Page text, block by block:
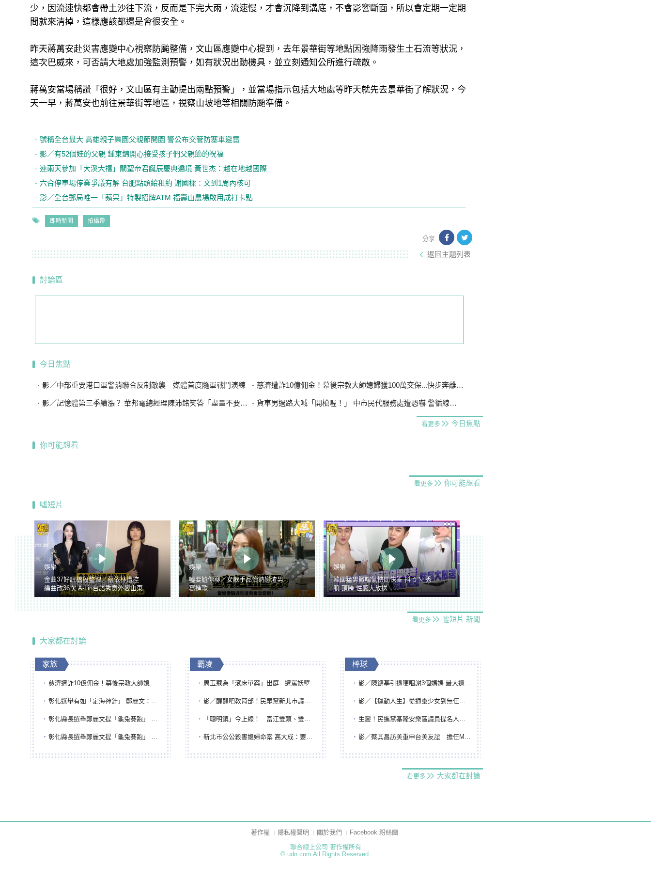
少，因流速快都會帶土沙往下流，反而是下完大雨，流速慢，才會沉降到溝底，不會影響斷面，所以會定期一定期
間就來清掉，這樣應該都還是會很安全。
昨天蔣萬安赴災害應變中心視察防颱整備，文山區應變中心提到，去年景華街等地點因強降雨發生土石流等狀況，
這次巴威來，可否請大地處加強監測預警，如有狀況出動機具，並立刻通知公所進行疏散。
蔣萬安當場稱讚「很好，文山區有主動提出兩點預警」，並當場指示包括大地處等昨天就先去景華街了解狀況，今
天一早，蔣萬安也前往景華街等地區，視察山坡地等相關防颱準備。
號稱全台最大 高雄親子樂園父親節開園 警公布交管防塞車避雷
影／有52個娃的父親 鍾東錦開心接受孩子們父親節的祝福
連兩天參加「大溪大禧」關聖帝君誕辰慶典遶境 黃世杰：越在地越國際
六合停車場停業爭議有解 台肥點頭給租約 謝國樑：文到1周內核可
影／全台郵局唯一「蘋果」特製招牌ATM 福壽山農場啟用成打卡點
即時新聞 拍攝帶
分享
返回主題列表
討論區
今日焦點
影／中部重要港口軍警消聯合反制敵襲 媒體首度隨軍戰鬥演練 慈濟遭詐10億佣金！幕後宗教大師媳婦獲100萬交保...快步奔離不發一語
影／記憶體第三季續漲？ 華邦電總經理陳沛銘笑答「盡量不要漲太多」 貨車男過路大喊「開槍喔！」 中市民代服務處遭恐嚇 警循線追緝
看更多 今日焦點
你可能想看
看更多 你可能想看
噓短片
娛樂
金曲37好評橋段整理／蔡依林遭控
編曲改36次 A-Lin台語秀意外變山東
腔
娛樂
噓要尬你聊／女歌手品怡熱戀渣男
寫進歌
娛樂
韓國猛男微喘氣快問快答 抖ㄋㄟ 秀
肌 頂胯 性感大放送
看更多 噓短片 新聞
大家都在討論
家族
慈濟遭詐10億佣金！幕後宗教大師媳婦獲100萬交保...快步奔離不發一語
彰化選舉有如「定海神針」 鄭麗文：傾全黨之力讓彰化贏
彰化縣長選舉鄭麗文提「龜兔賽跑」 綠營、無黨籍忙否認是烏龜
彰化縣長選舉鄭麗文提「龜兔賽跑」 綠營、無黨籍忙否認是烏龜
霸凌
周玉蔻為「滾床單案」出庭...遭罵妖孽下地獄 張淑娟批：舌頭殺人有罪
影／醒醒吧教育部！民眾黨新北市議員參選人提出校園反毒防線升級政見
「聰明鎮」今上線！ 富江雙頭、雙一、人頭氣球全登場
新北市公公殺害媳婦命案 高大成：要害殺多刀顯示怨恨深
棒球
影／陳鏞基引退哽咽謝3個媽媽 最大遺憾無緣大聯盟
影／【運動人生】從通靈少女到無任所大使 劉柏君女裁判人生國際發光
生變！民進黨基隆安樂區議員提名人黃永翔突被除名 將另提他人
影／蔡其昌訪美重申台美友誼 擔任MLB大都會台灣日開球嘉賓
看更多 大家都在討論
著作權 隱私權聲明 關於我們
Facebook 粉絲團
聯合線上公司 著作權所有
© udn.com All Rights Reserved.